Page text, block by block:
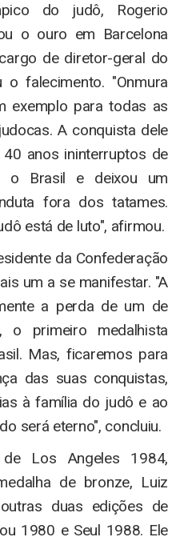
do judô, Rogerio
o ouro em Barcelona
de diretor-geral do
o falecimento. "Onmura
exemplo para todas as
A conquista dele
anos ininterruptos de
o Brasil e deixou um
fora dos tatames.
está de luto", afirmou.
da Confederação
um a se manifestar. "A
a perda de um de
o primeiro medalhista
Mas, ficaremos para
das suas conquistas,
à família do judô e ao
será eterno", concluiu.
Los Angeles 1984,
de bronze, Luiz
duas edições de
1980 e Seul 1988. Ele